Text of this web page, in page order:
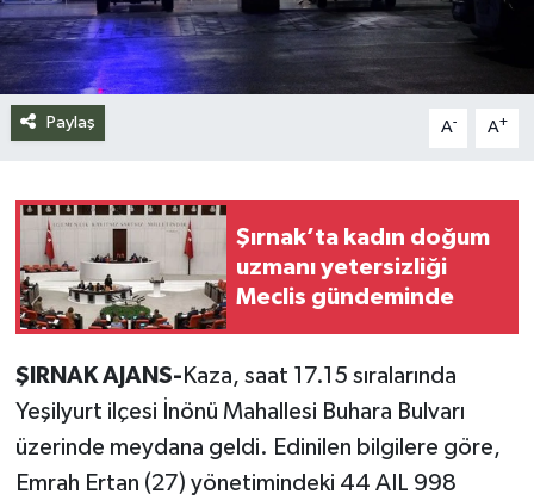
Paylaş A- A+
Şırnak’ta kadın doğum
uzmanı yetersizliği
Meclis gündeminde
ŞIRNAK AJANS- Kaza, saat 17.15 sıralarında
Yeşilyurt ilçesi İnönü Mahallesi Buhara Bulvarı
üzerinde meydana geldi. Edinilen bilgilere göre,
Emrah Ertan (27) yönetimindeki 44 AIL 998
Teknoloji
Yazarlar